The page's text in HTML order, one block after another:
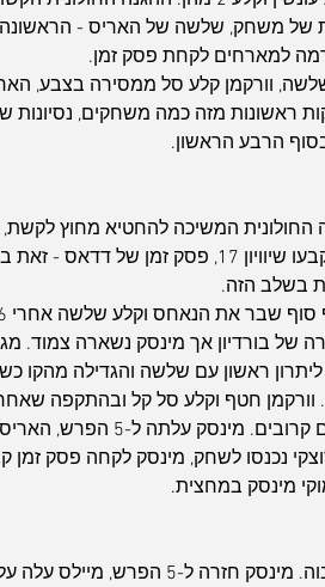
בלבד בכמעט 5 דקות של משחק, שלשה של האריס -
וורקמן קלע סל ממסירה בצבע,
ראשונות מזה כמה משחקים, נסיונות
המשיכה להחטיא מחוץ
בצד השני ואחר כך סל נוסף וקבעו שיוויון 17,
של בורדיון אך מינסק נשארה צמוד.
ראשון עם שלשה והגדילה מהקו
וורקמן חטף וקלע סל קל ובהתקפה
בסוף שעון והשאיר את הנמרים
נכנסו לשחק, מינסק לקחה פסק זמן
הרבע השלישי נפתח בקצב גבוה. מינסק